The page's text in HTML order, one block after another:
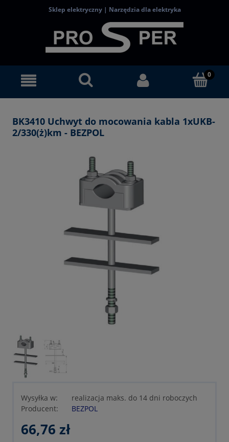
Sklep elektryczny | Narzędzia dla elektryka
BK3410 Uchwyt do mocowania kabla 1xUKB-
2/330(ż)km - BEZPOL
Wysyłka w:
realizacja maks. do 14 dni roboczych
Producent:
BEZPOL
66,76 zł